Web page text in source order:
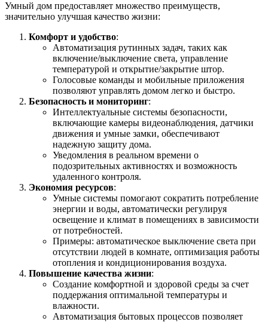
Умный дом предоставляет множество преимуществ,
значительно улучшая качество жизни:
Комфорт и удобство:
Автоматизация рутинных задач, таких как
включение/выключение света, управление
температурой и открытие/закрытие штор.
Голосовые команды и мобильные приложения
позволяют управлять домом легко и быстро.
Безопасность и мониторинг:
Интеллектуальные системы безопасности,
включающие камеры видеонаблюдения, датчики
движения и умные замки, обеспечивают
надежную защиту дома.
Уведомления в реальном времени о
подозрительных активностях и возможность
удаленного контроля.
Экономия ресурсов:
Умные системы помогают сократить потребление
энергии и воды, автоматически регулируя
освещение и климат в помещениях в зависимости
от потребностей.
Примеры: автоматическое выключение света при
отсутствии людей в комнате, оптимизация работы
отопления и кондиционирования воздуха.
Повышение качества жизни:
Создание комфортной и здоровой среды за счет
поддержания оптимальной температуры и
влажности.
Автоматизация бытовых процессов позволяет